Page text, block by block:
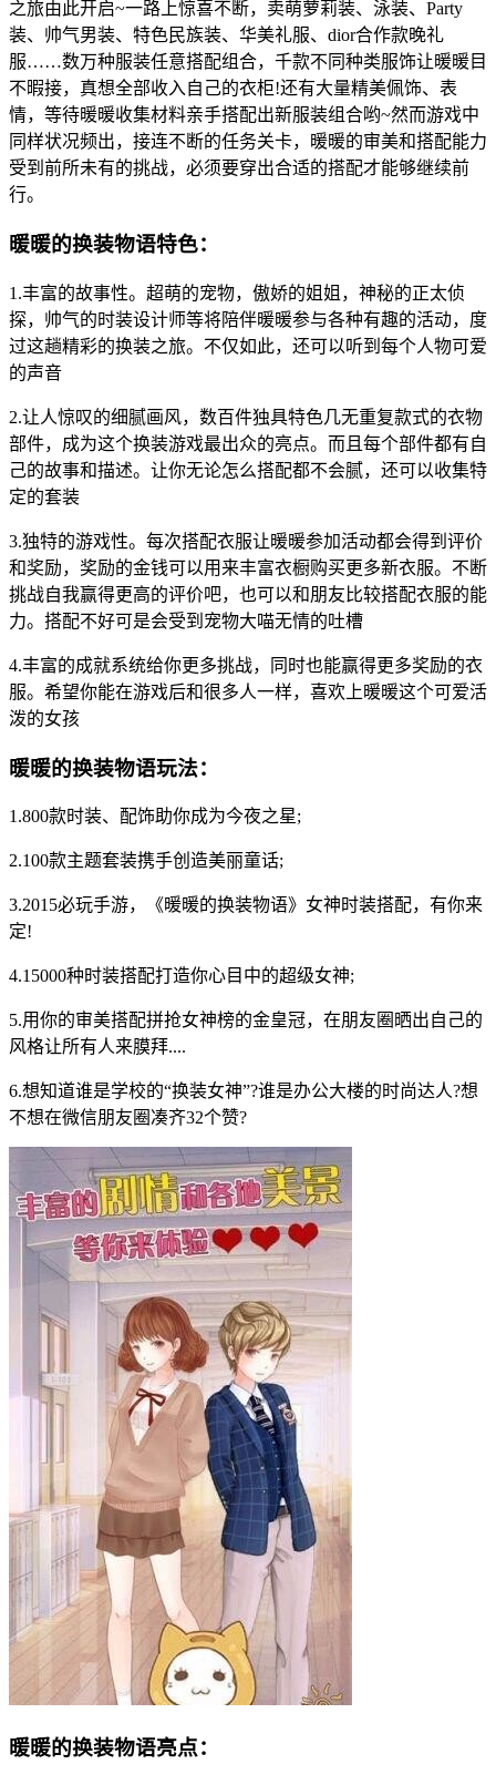
之旅由此开启~一路上惊喜不断，卖萌萝莉装、泳装、Party
装、帅气男装、特色民族装、华美礼服、dior合作款晚礼
服……数万种服装任意搭配组合，千款不同种类服饰让暖暖目
不暇接，真想全部收入自己的衣柜!还有大量精美佩饰、表
情，等待暖暖收集材料亲手搭配出新服装组合哟~然而游戏中
同样状况频出，接连不断的任务关卡，暖暖的审美和搭配能力
受到前所未有的挑战，必须要穿出合适的搭配才能够继续前
行。
暖暖的换装物语特色：
1.丰富的故事性。超萌的宠物，傲娇的姐姐，神秘的正太侦
探，帅气的时装设计师等将陪伴暖暖参与各种有趣的活动，度
过这趟精彩的换装之旅。不仅如此，还可以听到每个人物可爱
的声音
2.让人惊叹的细腻画风，数百件独具特色几无重复款式的衣物
部件，成为这个换装游戏最出众的亮点。而且每个部件都有自
己的故事和描述。让你无论怎么搭配都不会腻，还可以收集特
定的套装
3.独特的游戏性。每次搭配衣服让暖暖参加活动都会得到评价
和奖励，奖励的金钱可以用来丰富衣橱购买更多新衣服。不断
挑战自我赢得更高的评价吧，也可以和朋友比较搭配衣服的能
力。搭配不好可是会受到宠物大喵无情的吐槽
4.丰富的成就系统给你更多挑战，同时也能赢得更多奖励的衣
服。希望你能在游戏后和很多人一样，喜欢上暖暖这个可爱活
泼的女孩
暖暖的换装物语玩法：
1.800款时装、配饰助你成为今夜之星;
2.100款主题套装携手创造美丽童话;
3.2015必玩手游，《暖暖的换装物语》女神时装搭配，有你来
定!
4.15000种时装搭配打造你心目中的超级女神;
5.用你的审美搭配拼抢女神榜的金皇冠，在朋友圈晒出自己的
风格让所有人来膜拜....
6.想知道谁是学校的“换装女神”?谁是办公大楼的时尚达人?想
不想在微信朋友圈凑齐32个赞?
暖暖的换装物语亮点：